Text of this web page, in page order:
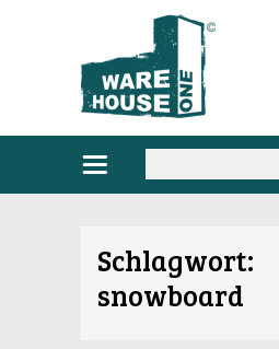
Schlagwort:
snowboard